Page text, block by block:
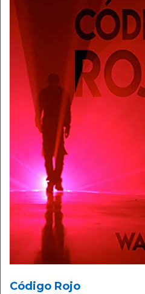
Código Rojo